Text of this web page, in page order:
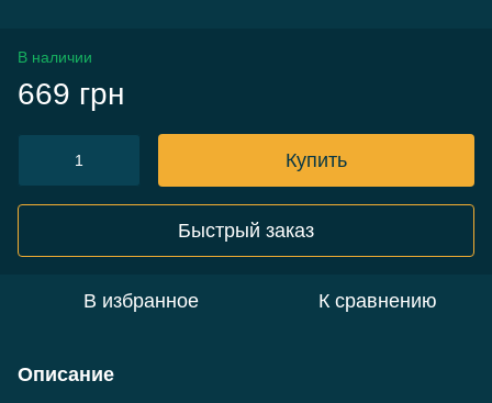
В наличии
669 грн
Купить
Быстрый заказ
В избранное К сравнению
Описание